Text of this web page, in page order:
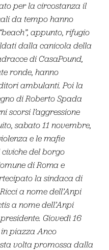
per la circostanza il
da tempo hanno
appunto, rifugio
dalla canicola della
di CasaPound,
ronde, hanno
ambulanti. Poi la
di Roberto Spada
scorsi l’aggressione
sabato 11 novembre,
e le mafie
del borgo
di Roma e
la sindaca di
a nome dell’Anpi
a nome dell’Anpi
Giovedì 16
piazza Anco
volta promossa dalla